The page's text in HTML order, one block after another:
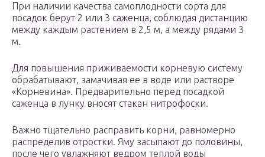
При наличии качества самоплодности сорта для
посадок берут 2 или 3 саженца, соблюдая дистанцию
между каждым растением в 2,5 м, а между рядами 3
м.
Для повышения приживаемости корневую систему
обрабатывают, замачивая ее в воде или растворе
«Корневина». Предварительно перед посадкой
саженца в лунку вносят стакан нитрофоски.
Важно тщательно расправить корни, равномерно
распределив отростки. Яму засыпают до половины,
после чего увлажняют ведром теплой воды